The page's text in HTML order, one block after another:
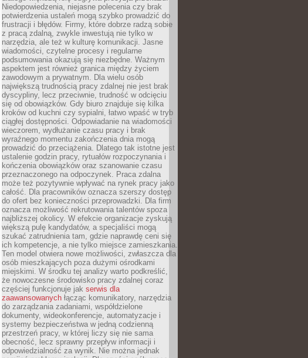
Niedopowiedzenia, niejasne polecenia czy brak
potwierdzenia ustaleń mogą szybko prowadzić do
frustracji i błędów. Firmy, które dobrze radzą sobie
z pracą zdalną, zwykle inwestują nie tylko w
narzędzia, ale też w kulturę komunikacji. Jasne
wiadomości, czytelne procesy i regularne
podsumowania okazują się niezbędne. Ważnym
aspektem jest również granica między życiem
zawodowym a prywatnym. Dla wielu osób
największą trudnością pracy zdalnej nie jest brak
dyscypliny, lecz przeciwnie, trudność w odcięciu
się od obowiązków. Gdy biuro znajduje się kilka
kroków od kuchni czy sypialni, łatwo wpaść w tryb
ciągłej dostępności. Odpowiadanie na wiadomości
wieczorem, wydłużanie czasu pracy i brak
wyraźnego momentu zakończenia dnia mogą
prowadzić do przeciążenia. Dlatego tak istotne jest
ustalenie godzin pracy, rytuałów rozpoczynania i
kończenia obowiązków oraz szanowanie czasu
przeznaczonego na odpoczynek. Praca zdalna
może też pozytywnie wpływać na rynek pracy jako
całość. Dla pracowników oznacza szerszy dostęp
do ofert bez konieczności przeprowadzki. Dla firm
oznacza możliwość rekrutowania talentów spoza
najbliższej okolicy. W efekcie organizacje zyskują
większą pulę kandydatów, a specjaliści mogą
szukać zatrudnienia tam, gdzie naprawdę ceni się
ich kompetencje, a nie tylko miejsce zamieszkania.
Ten model otwiera nowe możliwości, zwłaszcza dla
osób mieszkających poza dużymi ośrodkami
miejskimi. W środku tej analizy warto podkreślić,
że nowoczesne środowisko pracy zdalnej coraz
częściej funkcjonuje jak serwis dla
zaawansowanych łącząc komunikatory, narzędzia
do zarządzania zadaniami, współdzielone
dokumenty, wideokonferencje, automatyzacje i
systemy bezpieczeństwa w jedną codzienną
przestrzeń pracy, w której liczy się nie sama
obecność, lecz sprawny przepływ informacji i
odpowiedzialność za wynik. Nie można jednak